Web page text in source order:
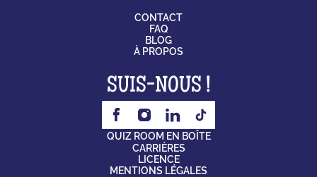
CONTACT
FAQ
BLOG
À PROPOS
SUIS-NOUS !
QUIZ ROOM EN BOÎTE
CARRIÈRES
LICENCE
MENTIONS LÉGALES